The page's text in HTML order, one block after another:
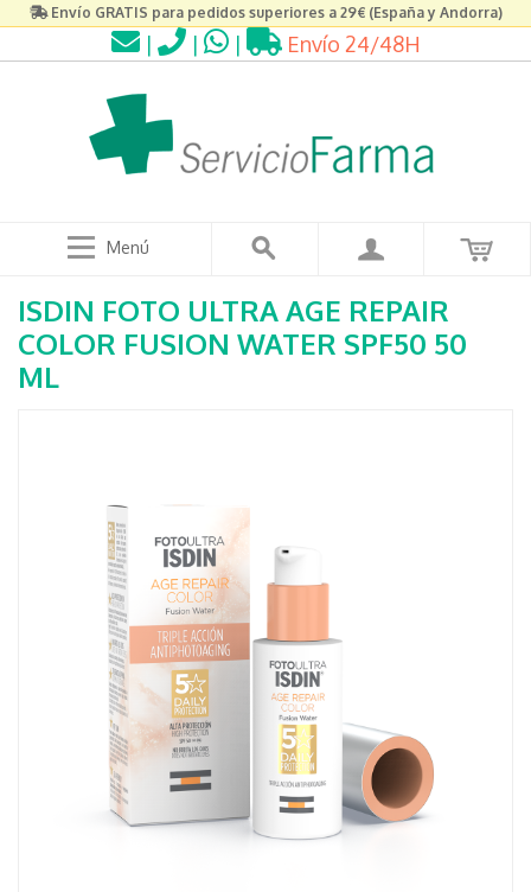
Envío GRATIS para pedidos superiores a 29€ (España y Andorra)
| | | Envío 24/48H
Menú
ISDIN FOTO ULTRA AGE REPAIR
COLOR FUSION WATER SPF50 50
ML